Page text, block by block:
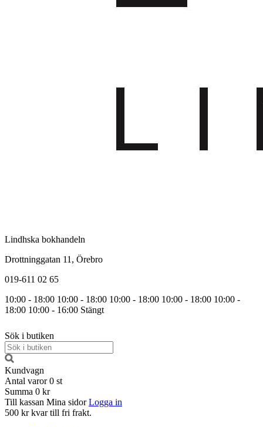
Lindhska bokhandeln
Drottninggatan 11, Örebro
019-611 02 65
10:00 - 18:00 10:00 - 18:00 10:00 - 18:00 10:00 - 18:00 10:00 -
18:00 10:00 - 16:00 Stängt
Sök i butiken
Kundvagn
Antal varor 0 st
Summa 0 kr
Till kassan Mina sidor Logga in
500 kr kvar till fri frakt.